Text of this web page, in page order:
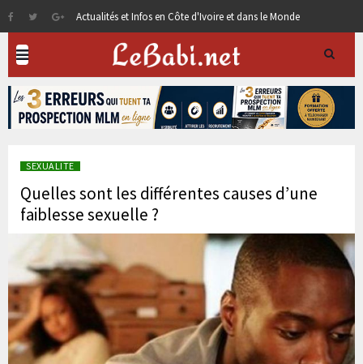
Actualités et Infos en Côte d'Ivoire et dans le Monde
SEXUALITE
Quelles sont les différentes causes d’une
faiblesse sexuelle ?